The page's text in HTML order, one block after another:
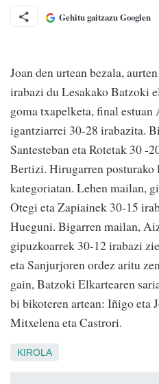
Gehitu gaitzazu Googlen
Joan den urtean bezala,
irabazi du Lesakako Batzoki
goma txapelketa, final
igantziarrei 30-28 irabazita.
Santesteban eta Rotetak 30 -
Bertizi. Hirugarren
kategoriatan. Lehen mailan,
Otegi eta Zapiainek 30-15
Hueguni. Bigarren mailan,
gipuzkoarrek 30-12 irabazi
eta Sanjurjoren ordez aritu
gain, Batzoki Elkartearen
bi bikoteren artean: Iñigo eta
Mitxelena eta Castrori.
KIROLA